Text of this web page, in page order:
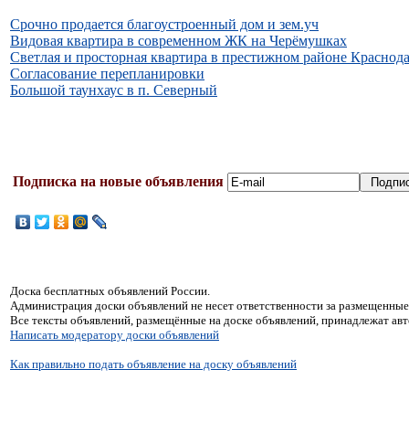
Срочно продается благоустроенный дом и зем.уч
Видовая квартира в современном ЖК на Черёмушках
Светлая и просторная квартира в престижном районе
Согласование перепланировки
Большой таунхаус в п. Северный
Подписка на новые объявления
Доска бесплатных объявлений России.
Администрация доски объявлений не несет ответственности за
Все тексты объявлений, размещённые на доске объявлений, принадлежат
Написать модератору доски объявлений
Как правильно подать объявление на доску объявлений